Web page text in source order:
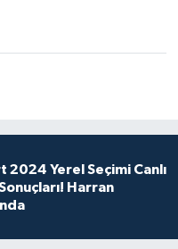
2024 Yerel Seçimi Canlı
Harran